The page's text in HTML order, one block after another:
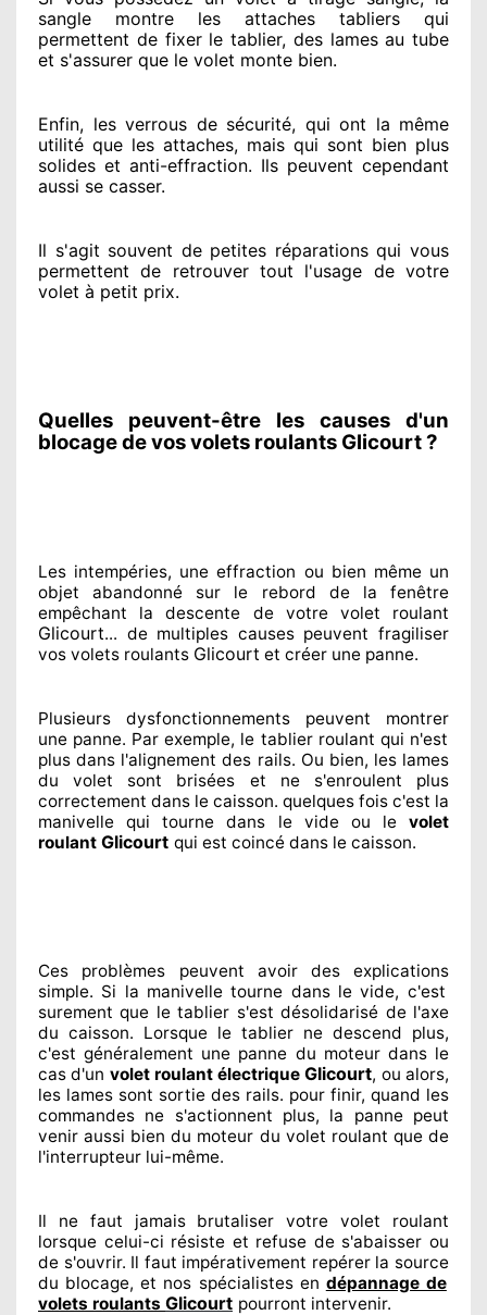
sangle montre les attaches tabliers qui
permettent de fixer le tablier, des lames au tube
et s'assurer que le volet monte bien.
Enfin, les verrous de sécurité, qui ont la même
utilité que les attaches, mais qui sont bien plus
solides et anti-effraction. Ils peuvent cependant
aussi se casser.
Il s'agit souvent de petites réparations qui vous
permettent de retrouver tout l'usage de votre
volet à petit prix.
Quelles peuvent-être les causes d'un
blocage de vos volets roulants Glicourt ?
Les intempéries, une effraction ou bien même un
objet abandonné sur le rebord de la fenêtre
empêchant la descente de votre volet roulant
Glicourt... de multiples causes peuvent fragiliser
vos volets roulants Glicourt et créer une panne.
Plusieurs dysfonctionnements peuvent montrer
une panne. Par exemple, le tablier roulant qui n'est
plus dans l'alignement des rails. Ou bien, les lames
du volet sont brisées et ne s'enroulent plus
correctement dans le caisson. quelques fois c'est la
manivelle qui tourne dans le vide ou le volet
roulant Glicourt qui est coincé dans le caisson.
Ces problèmes
peuvent avoir des explications
simple. Si la manivelle tourne dans le vide, c'est
surement que le tablier s'est désolidarisé de l'axe
du caisson. Lorsque le tablier ne descend plus,
c'est généralement une panne du moteur dans le
cas d'un volet roulant électriqueGlicourt, ou alors,
les lames sont sortie des rails. pour finir, quand les
commandes ne s'actionnent plus, la panne peut
venir aussi bien du moteur du volet roulant que de
l'interrupteur lui-même.
Il ne faut jamais brutaliser votre volet roulant
lorsque celui-ci résiste et refuse de s'abaisser ou
de s'ouvrir. Il faut impérativement repérerla source
du blocage, et nos spécialistesen dépannage de
volets roulants Glicourt pourront intervenir.